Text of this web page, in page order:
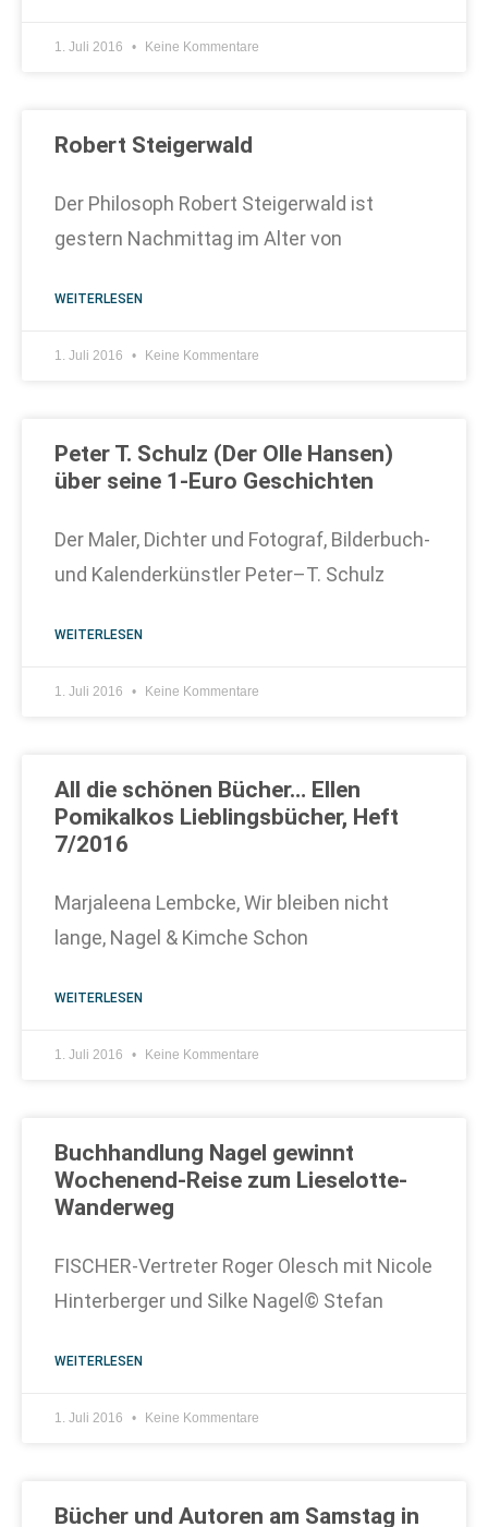
1. Juli 2016 Keine Kommentare
Robert Steigerwald
Der Philosoph Robert Steigerwald ist
gestern Nachmittag im Alter von
WEITERLESEN
1. Juli 2016 Keine Kommentare
Peter T. Schulz (Der Olle Hansen)
über seine 1-Euro Geschichten
Der Maler, Dichter und Fotograf, Bilderbuch-
und Kalenderkünstler Peter–T. Schulz
WEITERLESEN
1. Juli 2016 Keine Kommentare
All die schönen Bücher… Ellen
Pomikalkos Lieblingsbücher, Heft
7/2016
Marjaleena Lembcke, Wir bleiben nicht
lange, Nagel & Kimche Schon
WEITERLESEN
1. Juli 2016 Keine Kommentare
Buchhandlung Nagel gewinnt
Wochenend-Reise zum Lieselotte-
Wanderweg
FISCHER-Vertreter Roger Olesch mit Nicole
Hinterberger und Silke Nagel© Stefan
WEITERLESEN
1. Juli 2016 Keine Kommentare
Bücher und Autoren am Samstag in